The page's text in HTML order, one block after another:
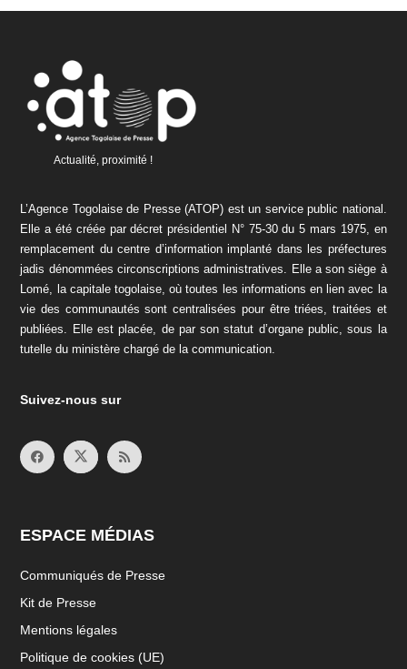
Actualité, proximité !
L’Agence Togolaise de Presse (ATOP) est un service public national.
Elle a été créée par décret présidentiel N° 75-30 du 5 mars 1975, en
remplacement du centre d’information implanté dans les préfectures
jadis dénommées circonscriptions administratives. Elle a son siège à
Lomé, la capitale togolaise, où toutes les informations en lien avec la
vie des communautés sont centralisées pour être triées, traitées et
publiées. Elle est placée, de par son statut d’organe public, sous la
tutelle du ministère chargé de la communication.
Suivez-nous sur
ESPACE MÉDIAS
Communiqués de Presse
Kit de Presse
Mentions légales
Politique de cookies (UE)